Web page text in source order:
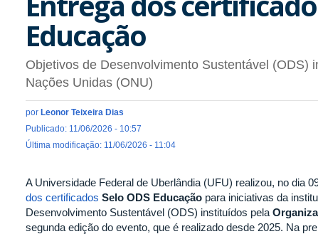
Educação
Objetivos de Desenvolvimento Sustentável (ODS)
Nações Unidas (ONU)
por Leonor Teixeira Dias
Publicado: 11/06/2026 - 10:57
Última modificação: 11/06/2026 - 11:04
A Universidade Federal de Uberlândia (UFU) realizou, no dia
dos certificados Selo ODS Educação para iniciativas da
Desenvolvimento Sustentável (ODS) instituídos pela
segunda edição do evento, que é realizado desde 2025. Na